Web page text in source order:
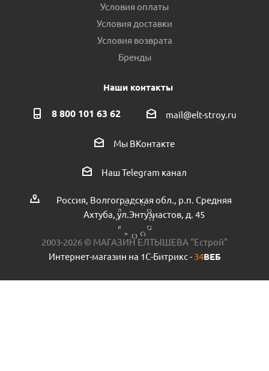
Есть в наличии (1)
Условия оплаты
Условия доставки
Условия возврата
Бренды
Наши контакты
8 800 101 63 62 mail@elt-stroy.ru
Мы ВКонтакте
Наш Telegram канал
Россия, Волгоградская обл., р.п. Средняя
Ахтуба, ул.Энтузиастов, д. 45
2003-2026 © МАГАЗИН ЕЛТЫШЕВА "Естрой"
Интернет-магазин на 1С-Битрикс - 34ВЕБ